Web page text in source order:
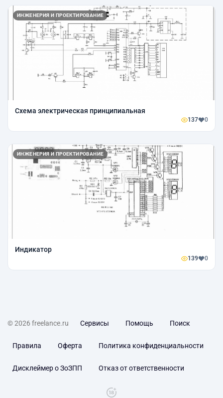
ИНЖЕНЕРИЯ И ПРОЕКТИРОВАНИЕ
Схема электрическая принципиальная
137 0
ИНЖЕНЕРИЯ И ПРОЕКТИРОВАНИЕ
Индикатор
139 0
© 2026 freelance.ru Сервисы Помощь Поиск
Правила Оферта Политика конфиденциальности
Дисклеймер о ЗоЗПП Отказ от ответственности